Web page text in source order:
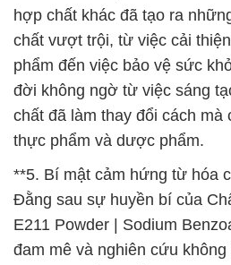
hợp chất khác đã tạo ra
chất vượt trội, từ việc cải
phẩm đến việc bảo vệ sức
đời không ngờ từ việc sáng
chất đã làm thay đổi cách mà
thực phẩm và dược phẩm.
**5. Bí mật cảm hứng từ hóa
Đằng sau sự huyền bí của
E211 Powder | Sodium
đam mê và nghiên cứu